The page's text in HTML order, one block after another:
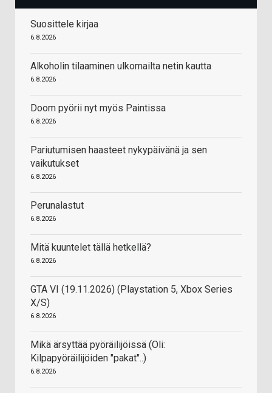
Suosittele kirjaa
6.8.2026
Alkoholin tilaaminen ulkomailta netin kautta
6.8.2026
Doom pyörii nyt myös Paintissa
6.8.2026
Pariutumisen haasteet nykypäivänä ja sen
vaikutukset
6.8.2026
Perunalastut
6.8.2026
Mitä kuuntelet tällä hetkellä?
6.8.2026
GTA VI (19.11.2026) (Playstation 5, Xbox Series
X/S)
6.8.2026
Mikä ärsyttää pyöräilijöissä (Oli:
Kilpapyöräilijöiden "pakat"..)
6.8.2026